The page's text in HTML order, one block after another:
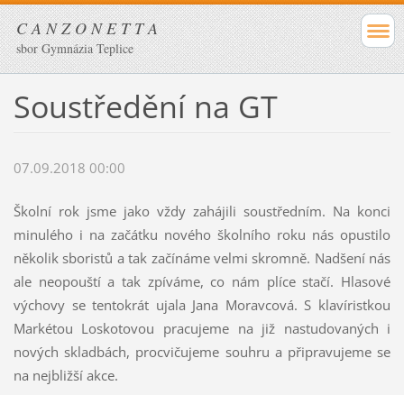
C A N Z O N E T T A
sbor Gymnázia Teplice
Soustředění na GT
07.09.2018 00:00
Školní rok jsme jako vždy zahájili soustředním. Na konci
minulého i na začátku nového školního roku nás opustilo
několik sboristů a tak začínáme velmi skromně. Nadšení nás
ale neopouští a tak zpíváme, co nám plíce stačí. Hlasové
výchovy se tentokrát ujala Jana Moravcová. S klavíristkou
Markétou Loskotovou pracujeme na již nastudovaných i
nových skladbách, procvičujeme souhru a připravujeme se
na nejbližší akce.